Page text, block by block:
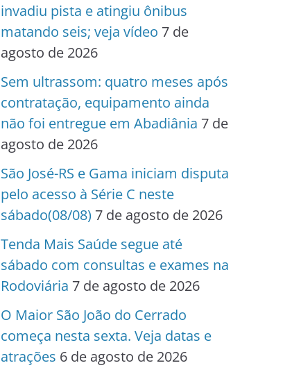
invadiu pista e atingiu ônibus
matando seis; veja vídeo 7 de
agosto de 2026
Sem ultrassom: quatro meses após
contratação, equipamento ainda
não foi entregue em Abadiânia 7 de
agosto de 2026
São José-RS e Gama iniciam disputa
pelo acesso à Série C neste
sábado(08/08) 7 de agosto de 2026
Tenda Mais Saúde segue até
sábado com consultas e exames na
Rodoviária 7 de agosto de 2026
O Maior São João do Cerrado
começa nesta sexta. Veja datas e
atrações 6 de agosto de 2026